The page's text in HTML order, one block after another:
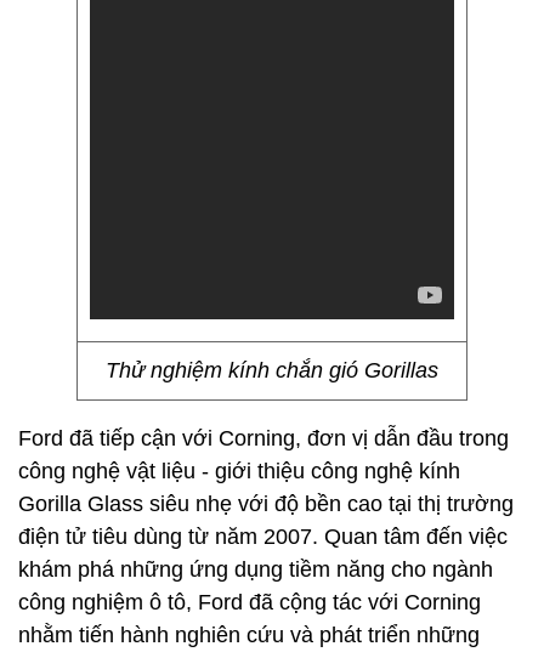
Thử nghiệm kính chắn gió Gorillas
Ford đã tiếp cận với Corning, đơn vị dẫn đầu trong
công nghệ vật liệu - giới thiệu công nghệ kính
Gorilla Glass siêu nhẹ với độ bền cao tại thị trường
điện tử tiêu dùng từ năm 2007. Quan tâm đến việc
khám phá những ứng dụng tiềm năng cho ngành
công nghiệm ô tô, Ford đã cộng tác với Corning
nhằm tiến hành nghiên cứu và phát triển những